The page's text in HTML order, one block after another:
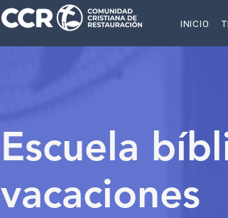
INICIO
Escuela
vacaciones